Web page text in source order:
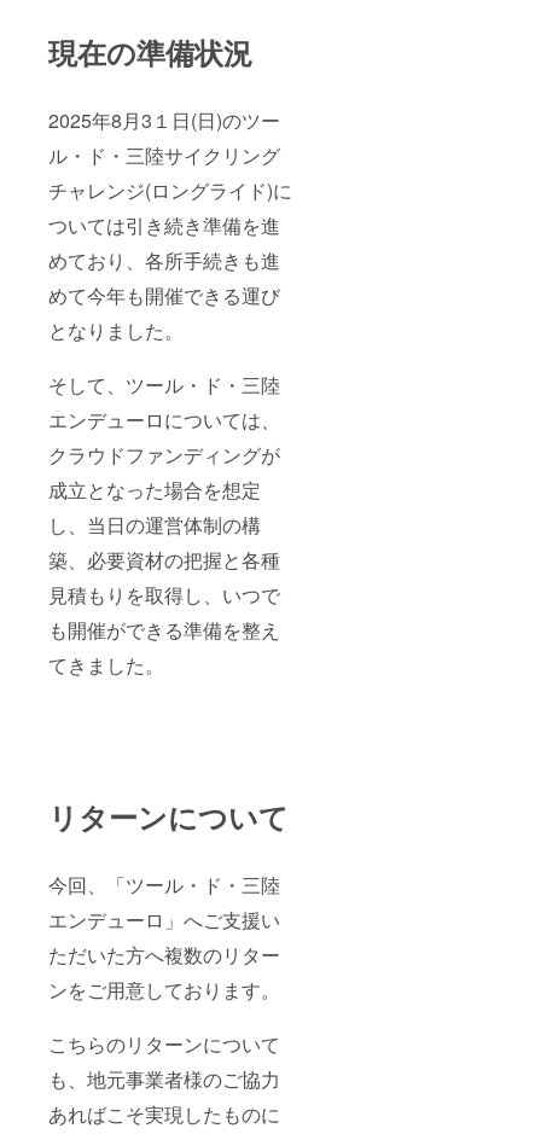
現在の準備状況
2025年8月3１日(日)のツー
ル・ド・三陸サイクリング
チャレンジ(ロングライド)に
ついては引き続き準備を進
めており、各所手続きも進
めて今年も開催できる運び
となりました。
そして、ツール・ド・三陸
エンデューロについては、
クラウドファンディングが
成立となった場合を想定
し、当日の運営体制の構
築、必要資材の把握と各種
見積もりを取得し、いつで
も開催ができる準備を整え
てきました。
リターンについて
今回、「ツール・ド・三陸
エンデューロ」へご支援い
ただいた方へ複数のリター
ンをご用意しております。
こちらのリターンについて
も、地元事業者様のご協力
あればこそ実現したものに